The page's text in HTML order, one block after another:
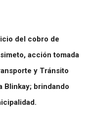
del cobro de
acción tomada
y Tránsito
Blinkay; brindando